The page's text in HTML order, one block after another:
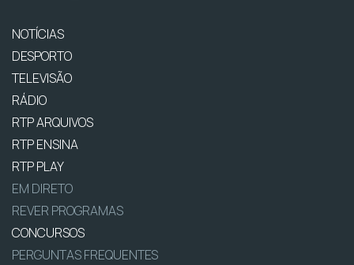
NOTÍCIAS
DESPORTO
TELEVISÃO
RÁDIO
RTP ARQUIVOS
RTP ENSINA
RTP PLAY
EM DIRETO
REVER PROGRAMAS
CONCURSOS
PERGUNTAS FREQUENTES